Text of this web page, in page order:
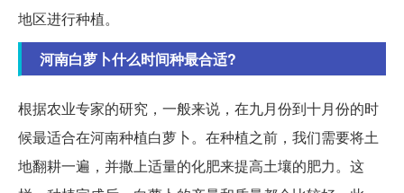
地区进行种植。
河南白萝卜什么时间种最合适?
根据农业专家的研究，一般来说，在九月份到十月份的时
候最适合在河南种植白萝卜。在种植之前，我们需要将土
地翻耕一遍，并撒上适量的化肥来提高土壤的肥力。这